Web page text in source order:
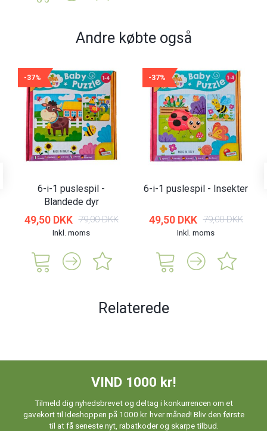
Andre købte også
-37%
6-i-1 puslespil -
Blandede dyr
49,50 DKK 79,00 DKK
Inkl. moms
-37%
6-i-1 puslespil - Insekter
49,50 DKK 79,00 DKK
Inkl. moms
Relaterede
VIND 1000 kr!
Tilmeld dig nyhedsbrevet og deltag i konkurrencen om et
gavekort til Ideshoppen på 1000 kr. hver måned! Bliv den første
til at få seneste nyt, rabatkoder og skarpe tilbud.